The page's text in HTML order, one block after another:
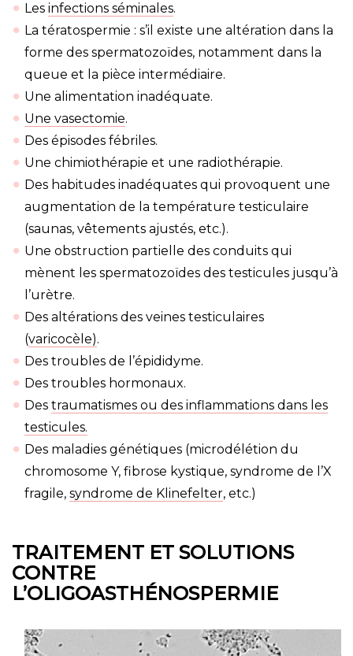
Les infections séminales.
La tératospermie : s’il existe une altération dans la
forme des spermatozoïdes, notamment dans la
queue et la pièce intermédiaire.
Une alimentation inadéquate.
Une vasectomie.
Des épisodes fébriles.
Une chimiothérapie et une radiothérapie.
Des habitudes inadéquates qui provoquent une
augmentation de la température testiculaire
(saunas, vêtements ajustés, etc.).
Une obstruction partielle des conduits qui
mènent les spermatozoïdes des testicules jusqu’à
l’urètre.
Des altérations des veines testiculaires
(varicocèle).
Des troubles de l’épididyme.
Des troubles hormonaux.
Des traumatismes ou des inflammations dans les
testicules.
Des maladies génétiques (microdélétion du
chromosome Y, fibrose kystique, syndrome de l’X
fragile, syndrome de Klinefelter, etc.)
TRAITEMENT ET SOLUTIONS
CONTRE
L’OLIGOASTHÉNOSPERMIE